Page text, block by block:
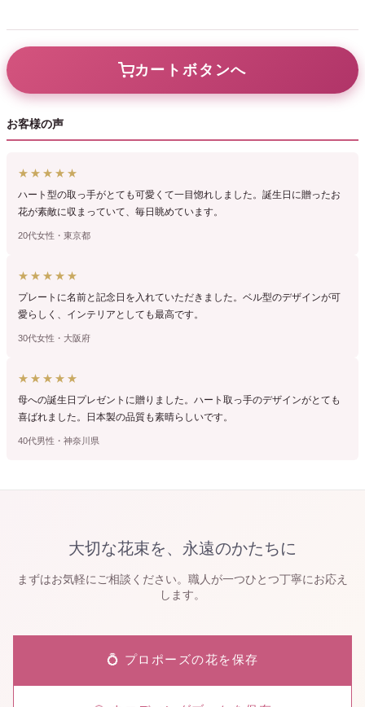
カートボタンへ
お客様の声
★★★★★
ハート型の取っ手がとても可愛くて一目惚れしました。誕生日に贈ったお
花が素敵に収まっていて、毎日眺めています。
20代女性・東京都
★★★★★
プレートに名前と記念日を入れていただきました。ベル型のデザインが可
愛らしく、インテリアとしても最高です。
30代女性・大阪府
★★★★★
母への誕生日プレゼントに贈りました。ハート取っ手のデザインがとても
喜ばれました。日本製の品質も素晴らしいです。
40代男性・神奈川県
大切な花束を、永遠のかたちに
まずはお気軽にご相談ください。職人が一つひとつ丁寧にお応え
します。
💍 プロポーズの花を保存